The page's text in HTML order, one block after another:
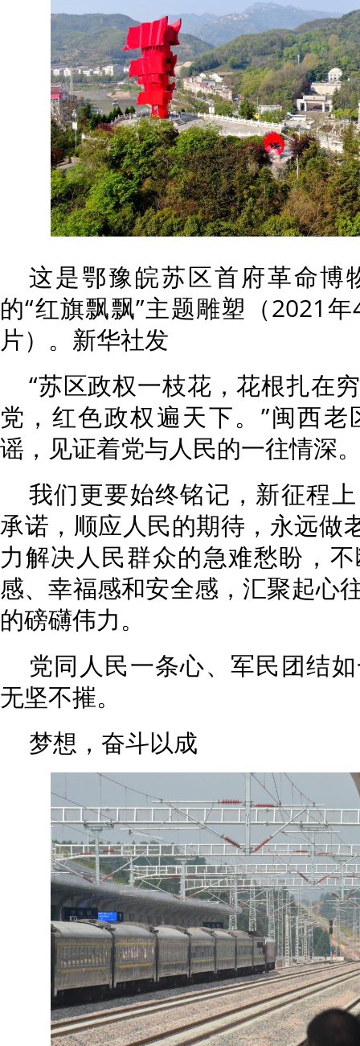
这是鄂豫皖苏区首府革命博
的“红旗飘飘”主题雕塑（2021
片）。新华社发
“苏区政权一枝花，花根扎在
党，红色政权遍天下。”闽西
谣，见证着党与人民的一往情深
我们更要始终铭记，新征程
承诺，顺应人民的期待，永远做
力解决人民群众的急难愁盼，
感、幸福感和安全感，汇聚起心
的磅礴伟力。
党同人民一条心、军民团结
无坚不摧。
梦想，奋斗以成